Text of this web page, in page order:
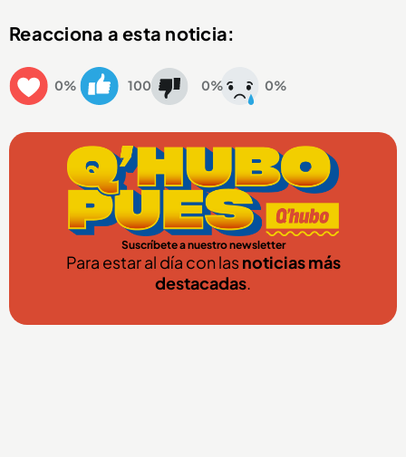
Reacciona a esta noticia:
0% 100 0% 0%
Suscríbete a nuestro newsletter
Para estar al día con lasnoticias más
destacadas.